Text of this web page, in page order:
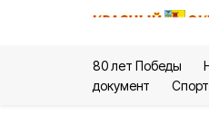
80 лет Победы
документ
Спорт